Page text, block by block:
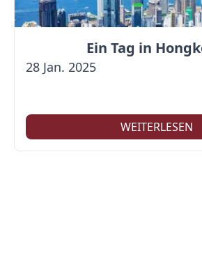
Ein Tag in
28 Jan. 2025
WEITERLESEN